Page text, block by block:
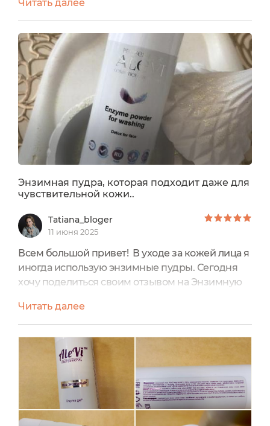
белый флакон. Флакон - сказочный сосуд,
который переливается на свету, отражая лучи
солнца нежными бликами. На его этикетке
линии фиолетового шрифта, что подчеркивает
современный и лаконичный дизайн. Этот
продукт – запечатанный секрет....
Читать далее
Энзимная пудра, которая подходит даже для
чувствительной кожи..
Tatiana_bloger
11 июня 2025
Всем большой привет! В уходе за кожей лица я
иногда использую энзимные пудры. Сегодня
хочу поделиться своим отзывом на Энзимную
пудра находится во флаконе, на котором
есть вся необходимая информация. Указана
информация от производителя, способ
применения. А так же состав, сроки
годности. Выбита дата
изготовления. Состав:Solanum Tuberosum
Starch, Fructose,...
Читать далее